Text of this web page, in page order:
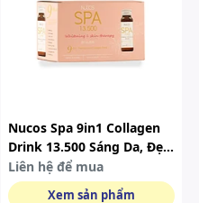
Nucos Spa 9in1 Collagen
Drink 13.500 Sáng Da, Đẹp
Da Hộp 10 Chai
Liên hệ để mua
Xem sản phẩm